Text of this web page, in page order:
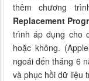
thêm chương
Replacement
trình áp dụng cho
hoặc không.
ngoái đến tháng 6
và phục hồi dữ liệu